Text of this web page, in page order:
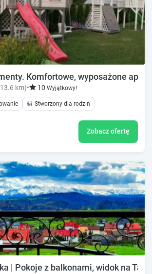
Komfortowe, wyposażone
km)• 10 Wyjątkowy!
Stworzony dla rodzin
Zobacz ofertę
| Pokoje z balkonami, widok na